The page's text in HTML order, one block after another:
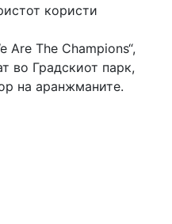
користи
Are The Champions“,
во Градскиот парк,
на аранжманите.